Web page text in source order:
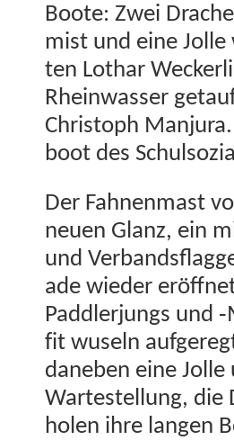
Boote: Zwei
mist und eine
ten Lothar
Rhein­wass­er
Christoph
boot des
Der Fah­nen­mast
neuen Glanz, ein
und
ade wieder
Pad­dler­jungs und
fit wuseln
daneben eine
Wartestel­lung, die
holen ihre lan­gen